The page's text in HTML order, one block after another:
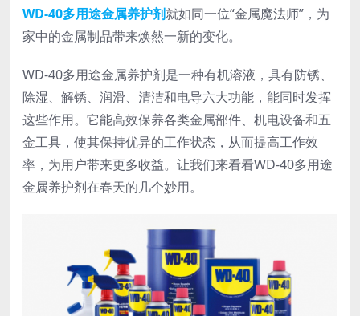
WD-40多用途金属养护剂就如同一位“金属魔法师”，为
家中的金属制品带来焕然一新的变化。
WD-40多用途金属养护剂是一种有机溶液，具有防锈、
除湿、解锈、润滑、清洁和电导六大功能，能同时发挥
这些作用。它能高效保养各类金属部件、机电设备和五
金工具，使其保持优异的工作状态，从而提高工作效
率，为用户带来更多收益。让我们来看看WD-40多用途
金属养护剂在春天的几个妙用。